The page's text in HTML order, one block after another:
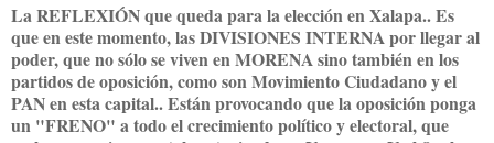
La REFLEXIÓN que queda para la elección en Xalapa.. Es
que en este momento, las DIVISIONES INTERNA por llegar al
poder, que no sólo se viven en MORENA sino también en los
partidos de oposición, como son Movimiento Ciudadano y el
PAN en esta capital.. Están provocando que la oposición ponga
un "FRENO" a todo el crecimiento político y electoral, que